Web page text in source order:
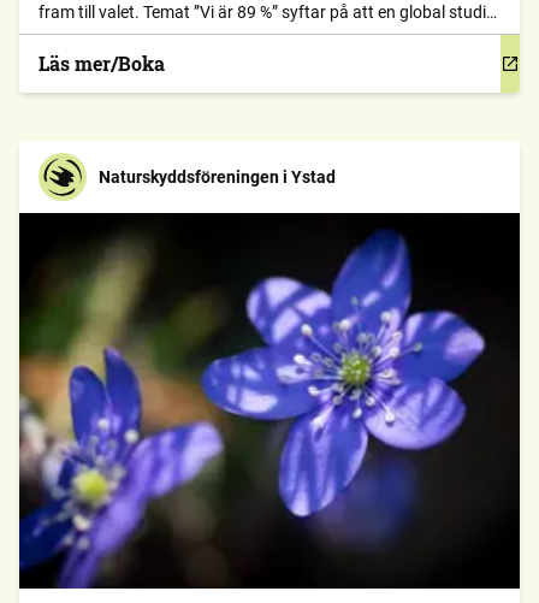
fram till valet. Temat ”Vi är 89 %” syftar på att en global studie
från 2024 visar att 89 % av världens befolkning vill att deras
regeringar gör mer för att bekämpa klimatförändringarna.
Läs mer/Boka
Naturskyddsföreningen i Ystad